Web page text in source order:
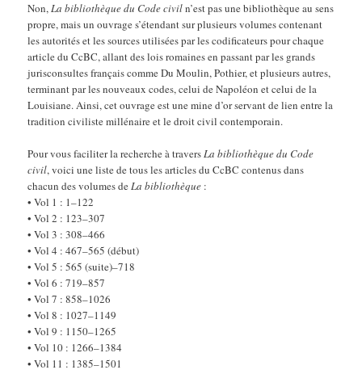
Non,La bibliothèque du Code civiln’est pas une bibliothèque au sens
propre, mais un ouvrage s’étendant sur plusieurs volumes contenant
les autorités et les sources utilisées par les codificateurs pour chaque
article du CcBC, allant des lois romaines en passant par les grands
jurisconsultes français comme Du Moulin, Pothier, et plusieurs autres,
terminant par les nouveaux codes, celui de Napoléon et celui de la
Louisiane. Ainsi, cet ouvrage est une mine d’or servant de lien entre la
tradition civiliste millénaire et le droit civil contemporain.
Pour vous faciliter la recherche à traversLa bibliothèque du Code
civil, voici une liste de tous les articles du CcBC contenus dans
chacun des volumes deLa bibliothèque :
• Vol 1 : 1–122
• Vol 2 : 123–307
• Vol 3 : 308–466
• Vol 4 : 467–565 (début)
• Vol 5 : 565 (suite)–718
• Vol 6 : 719–857
• Vol 7 : 858–1026
• Vol 8 : 1027–1149
• Vol 9 : 1150–1265
• Vol 10 : 1266–1384
• Vol 11 : 1385–1501